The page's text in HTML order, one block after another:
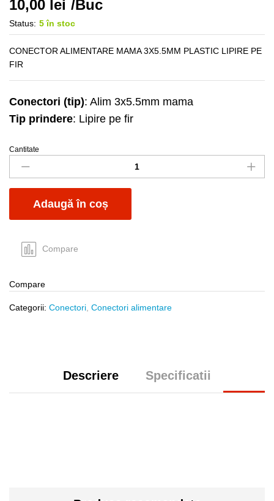
10,00 lei /Buc
Status: 5 în stoc
CONECTOR ALIMENTARE MAMA 3X5.5MM PLASTIC LIPIRE PE
FIR
Conectori (tip): Alim 3x5.5mm mama
Tip prindere: Lipire pe fir
Mufa
alim
mama
3x5.5mm
fir
Cantitate
Adaugă în coș
Compare
Compare
Categorii: Conectori Conectori alimentare
Descriere Specificatii